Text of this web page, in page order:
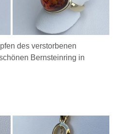
des verstorbenen
Bernsteinring in